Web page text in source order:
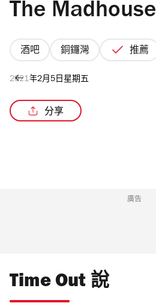
The
酒吧 銅鑼灣 推薦
2021年2月5日星期五
分享
廣告
Time Out 說